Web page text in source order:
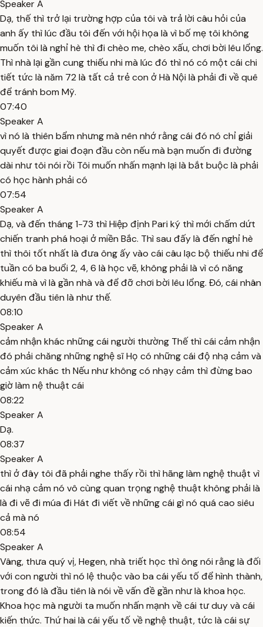
Speaker A
Dạ, thế thì trở lại trường hợp của tôi và trả lời câu hỏi của
anh ấy thì lúc đầu tôi đến với hội họa là vì bố mẹ tôi không
muốn tôi là nghỉ hè thì đi chèo me, chèo xấu, chơi bời lêu lổng.
Thì nhà lại gần cung thiếu nhi mà lúc đó thì nó có một cái chi
tiết tức là năm 72 là tất cả trẻ con ở Hà Nội là phải đi về quê
để tránh bom Mỹ.
07:40
Speaker A
vì nó là thiên bẩm nhưng mà nên nhớ rằng cái đó nó chỉ giải
quyết được giai đoạn đầu còn nếu mà bạn muốn đi đường
dài như tôi nói rồi Tôi muốn nhấn mạnh lại là bắt buộc là phải
có học hành phải có
07:54
Speaker A
Dạ, và đến tháng 1-73 thì Hiệp định Pari ký thì mới chấm dứt
chiến tranh phá hoại ở miền Bắc. Thì sau đấy là đến nghỉ hè
thì thôi tốt nhất là đưa ông ấy vào cái câu lạc bộ thiếu nhi để
tuần có ba buổi 2, 4, 6 là học vẽ, không phải là vì có năng
khiếu mà vì là gần nhà và để đỡ chơi bời lêu lổng. Đó, cái nhân
duyên đầu tiên là như thế.
08:10
Speaker A
cảm nhận khác những cái người thường Thế thì cái cảm nhận
đó phải chăng những nghệ sĩ Họ có những cái độ nhạ cảm và
cảm xúc khác th Nếu như không có nhạy cảm thì đừng bao
giờ làm nệ thuật cái
08:22
Speaker A
Dạ.
08:37
Speaker A
thì ở đây tôi đã phải nghe thấy rồi thì hãng làm nghệ thuật vì
cái nhạ cảm nó vô cùng quan trọng nghệ thuật không phải là
là đi vẽ đi múa đi Hát đi viết về những cái gì nó quá cao siêu
cả mà nó
08:54
Speaker A
Vâng, thưa quý vị, Hegen, nhà triết học thì ông nói rằng là đối
với con người thì nó lệ thuộc vào ba cái yếu tố để hình thành,
trong đó là đầu tiên là nói về vấn đề gần như là khoa học.
Khoa học mà người ta muốn nhấn mạnh về cái tư duy và cái
kiến thức. Thứ hai là cái yếu tố về nghệ thuật, tức là cái sự